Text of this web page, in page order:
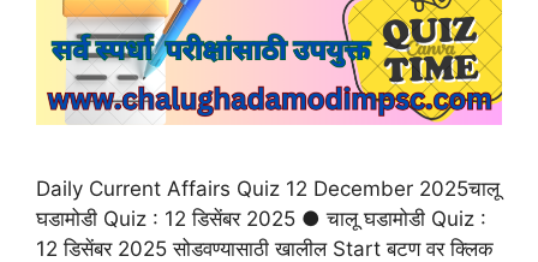
Daily Current Affairs Quiz 12 December 2025चालू
घडामोडी Quiz : 12 डिसेंबर 2025 ● चालू घडामोडी Quiz :
12 डिसेंबर 2025 सोडवण्यासाठी खालील Start बटण वर क्लिक